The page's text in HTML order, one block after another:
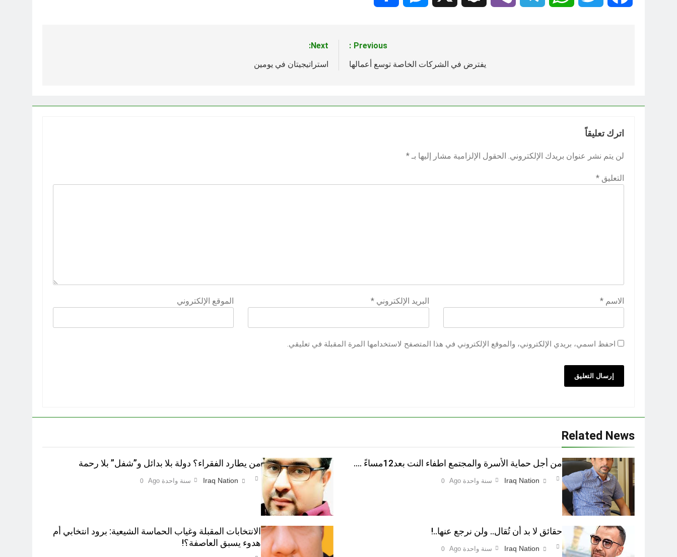
Previous:
يفترض في الشركات الخاصة توسع أعمالها
Next:
استراتيجيتان في يومين
اترك تعليقاً
لن يتم نشر عنوان بريدك الإلكتروني. الحقول الإلزامية مشار إليها بـ *
التعليق *
الاسم * البريد الإلكتروني* الموقع الإلكتروني
احفظ اسمي، بريدي الإلكتروني، والموقع الإلكتروني في هذا المتصفح لاستخدامها المرة المقبلة في تعليقي.
Related News
من أجل حماية الأسرة والمجتمع اطفاء النت بعد12مساءً ….
Iraq Nation سنة واحدة Ago 0
من يطارد الفقراء؟ دولة بلا بدائل و”شفل” بلا رحمة
Iraq Nation سنة واحدة Ago 0
حقائق لا بد أن تُقال.. ولن نرجع عنها..!
Iraq Nation سنة واحدة Ago 0
الانتخابات المقبلة وغياب الحماسة الشيعية: برود انتخابي أم
هدوء يسبق العاصفة؟!